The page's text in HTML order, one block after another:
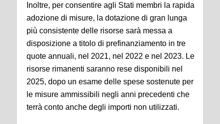
Inoltre, per consentire agli Stati membri la rapida
adozione di misure, la dotazione di gran lunga
più consistente delle risorse sarà messa a
disposizione a titolo di prefinanziamento in tre
quote annuali, nel 2021, nel 2022 e nel 2023. Le
risorse rimanenti saranno rese disponibili nel
2025, dopo un esame delle spese sostenute per
le misure ammissibili negli anni precedenti che
terrà conto anche degli importi non utilizzati.